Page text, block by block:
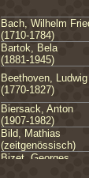
Bach, Wilhelm
(1710-1784)
Bartok, Bela
(1881-1945)
Beethoven,
(1770-1827)
Biersack, Anton
(1907-1982)
Bild, Mathias
(zeitgenössisch)
Bizet, Georges